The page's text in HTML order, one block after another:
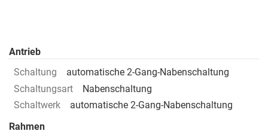
Antrieb
Schaltung
automatische 2-Gang-Nabenschaltung
Schaltungsart
Nabenschaltung
Schaltwerk
automatische 2-Gang-Nabenschaltung
Rahmen